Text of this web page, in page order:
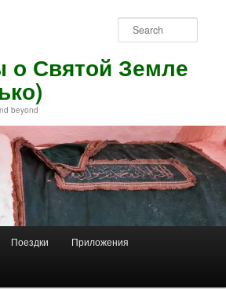
о Святой Земле
beyond
Поездки Приложения